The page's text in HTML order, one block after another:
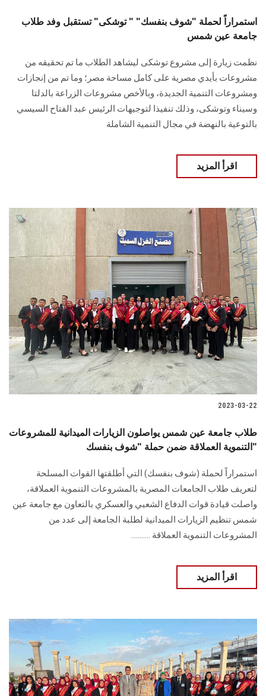
الزائـرون
سجل الان
استمراراً لحملة "شوف بنفسك" " توشكى" تستقبل وفد طلاب
جامعة عين شمس
نظمت زيارة إلى مشروع توشكى ليشاهد الطلاب ما تم تحقيقه من
مشروعات بأيدي مصرية على كامل مساحة مصر؛ وما تم من إنجازات
ومشروعات التنمية الجديدة، وبالأخص مشروعات الزراعة بالدلتا
وسيناء وتوشكى، وذلك تنفيذا لتوجيهات الرئيس عبد الفتاح السيسي
بالتوعية بالنهضة في مجال التنمية الشاملة
اقرأ المزيد
2023-03-22
طلاب جامعة عين شمس يواصلون الزيارات الميدانية للمشروعات
التنموية العملاقة ضمن حملة "شوف بنفسك"
استمراراً لحملة (شوف بنفسك) التي أطلقتها القوات المسلحة
لتعريف طلاب الجامعات المصرية بالمشروعات التنموية العملاقة،
واصلت قيادة قوات الدفاع الشعبي والعسكري بالتعاون مع جامعة عين
شمس تنظيم الزيارات الميدانية لطلبة الجامعة إلى عدد من
المشروعات التنموية العملاقة ...........
اقرأ المزيد